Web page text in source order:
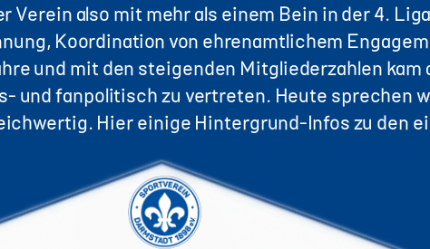
also mit mehr als einem Bein in der 4.
Koordination von ehrenamtlichem
und mit den steigenden Mitgliederzahlen
und fanpolitisch zu vertreten. Heute sprechen
Hier einige Hintergrund-Infos zu den